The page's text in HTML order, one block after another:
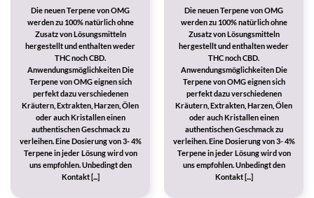
Die neuen Terpene von OMG
werden zu 100% natürlich ohne
Zusatz von Lösungsmitteln
hergestellt und enthalten weder
THC noch CBD.
Anwendungsmöglichkeiten Die
Terpene von OMG eignen sich
perfekt dazu verschiedenen
Kräutern, Extrakten, Harzen, Ölen
oder auch Kristallen einen
authentischen Geschmack zu
verleihen. Eine Dosierung von 3- 4%
Terpene in jeder Lösung wird von
uns empfohlen. Unbedingt den
Kontakt [...]
Die neuen Terpene von OMG
werden zu 100% natürlich ohne
Zusatz von Lösungsmitteln
hergestellt und enthalten weder
THC noch CBD.
Anwendungsmöglichkeiten Die
Terpene von OMG eignen sich
perfekt dazu verschiedenen
Kräutern, Extrakten, Harzen, Ölen
oder auch Kristallen einen
authentischen Geschmack zu
verleihen. Eine Dosierung von 3- 4%
Terpene in jeder Lösung wird von
uns empfohlen. Unbedingt den
Kontakt [...]